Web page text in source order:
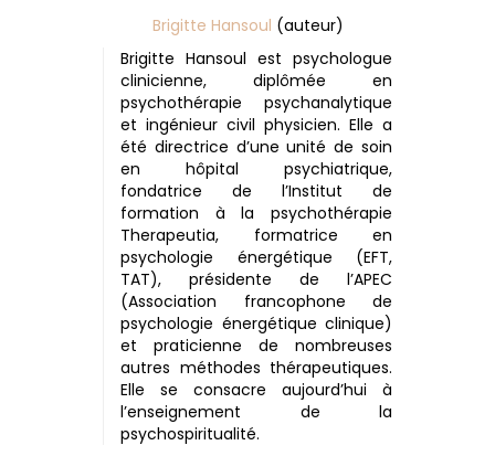
Brigitte Hansoul (auteur)
Brigitte Hansoul est psychologue
clinicienne, diplômée en
psychothérapie psychanalytique
et ingénieur civil physicien. Elle a
été directrice d’une unité de soin
en hôpital psychiatrique,
fondatrice de l’Institut de
formation à la psychothérapie
Therapeutia, formatrice en
psychologie énergétique (EFT,
TAT), présidente de l’APEC
(Association francophone de
psychologie énergétique clinique)
et praticienne de nombreuses
autres méthodes thérapeutiques.
Elle se consacre aujourd’hui à
l’enseignement de la
psychospiritualité.